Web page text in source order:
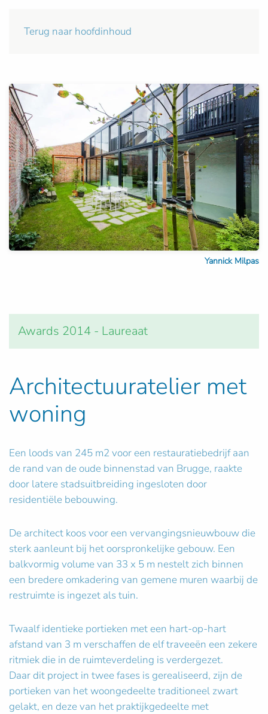
Terug naar hoofdinhoud
Yannick Milpas
Awards 2014 - Laureaat
Architectuuratelier met
woning
Een loods van 245 m2 voor een restauratiebedrijf aan
de rand van de oude binnenstad van Brugge, raakte
door latere stadsuitbreiding ingesloten door
residentiële bebouwing.
De architect koos voor een vervangingsnieuwbouw die
sterk aanleunt bij het oorspronkelijke gebouw. Een
balkvormig volume van 33 x 5 m nestelt zich binnen
een bredere omkadering van gemene muren waarbij de
restruimte is ingezet als tuin.
Twaalf identieke portieken met een hart-op-hart
afstand van 3 m verschaffen de elf traveeën een zekere
ritmiek die in de ruimteverdeling is verdergezet.
Daar dit project in twee fases is gerealiseerd, zijn de
portieken van het woongedeelte traditioneel zwart
gelakt, en deze van het praktijkgedeelte met